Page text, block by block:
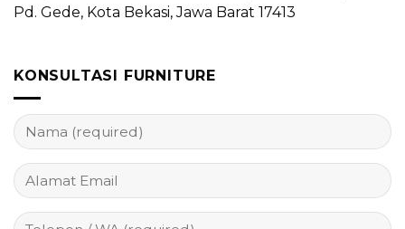
Pd. Gede, Kota Bekasi, Jawa Barat 17413
KONSULTASI FURNITURE